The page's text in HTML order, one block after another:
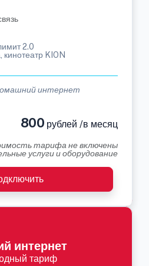
2.0
KION
интернет
800 рублей /в месяц
тарифа не включены
услуги и оборудование
интернет
тариф